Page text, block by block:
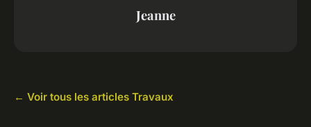
Jeanne
← Voir tous les articles Travaux